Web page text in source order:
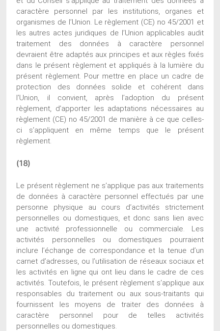
caractère personnel par les institutions, organes et
organismes de l’Union. Le règlement (CE) no 45/2001 et
les autres actes juridiques de l’Union applicables audit
traitement des données à caractère personnel
devraient être adaptés aux principes et aux règles fixés
dans le présent règlement et appliqués à la lumière du
présent règlement. Pour mettre en place un cadre de
protection des données solide et cohérent dans
l’Union, il convient, après l’adoption du présent
règlement, d’apporter les adaptations nécessaires au
règlement (CE) no 45/2001 de manière à ce que celles-
ci s’appliquent en même temps que le présent
règlement.
(18)
Le présent règlement ne s’applique pas aux traitements
de données à caractère personnel effectués par une
personne physique au cours d’activités strictement
personnelles ou domestiques, et donc sans lien avec
une activité professionnelle ou commerciale. Les
activités personnelles ou domestiques pourraient
inclure l’échange de correspondance et la tenue d’un
carnet d’adresses, ou l’utilisation de réseaux sociaux et
les activités en ligne qui ont lieu dans le cadre de ces
activités. Toutefois, le présent règlement s’applique aux
responsables du traitement ou aux sous-traitants qui
fournissent les moyens de traiter des données à
caractère personnel pour de telles activités
personnelles ou domestiques.